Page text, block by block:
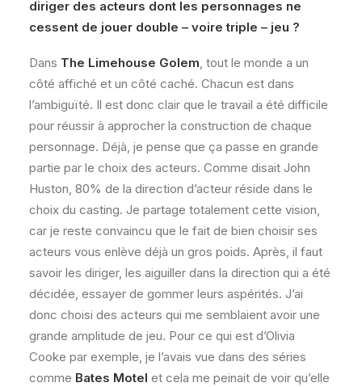
diriger des acteurs dont les personnages ne
cessent de jouer double – voire triple – jeu ?
Dans The Limehouse Golem, tout le monde a un
côté affiché et un côté caché. Chacun est dans
l’ambiguïté. Il est donc clair que le travail a été difficile
pour réussir à approcher la construction de chaque
personnage. Déjà, je pense que ça passe en grande
partie par le choix des acteurs. Comme disait John
Huston, 80% de la direction d’acteur réside dans le
choix du casting. Je partage totalement cette vision,
car je reste convaincu que le fait de bien choisir ses
acteurs vous enlève déjà un gros poids. Après, il faut
savoir les diriger, les aiguiller dans la direction qui a été
décidée, essayer de gommer leurs aspérités. J’ai
donc choisi des acteurs qui me semblaient avoir une
grande amplitude de jeu. Pour ce qui est d’Olivia
Cooke par exemple, je l’avais vue dans des séries
comme Bates Motel et cela me peinait de voir qu’elle